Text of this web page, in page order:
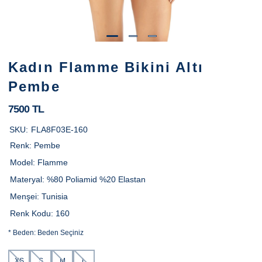
Kadın Flamme Bikini Altı
Pembe
7500 TL
SKU: FLA8F03E-160
Renk: Pembe
Model: Flamme
Materyal: %80 Poliamid %20 Elastan
Menşei: Tunisia
Renk Kodu: 160
* Beden: Beden Seçiniz